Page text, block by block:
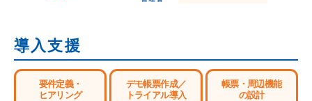
導入支援
要件定義・
ヒアリング
デモ帳票作成／
トライアル導入
帳票・周辺機能
の設計